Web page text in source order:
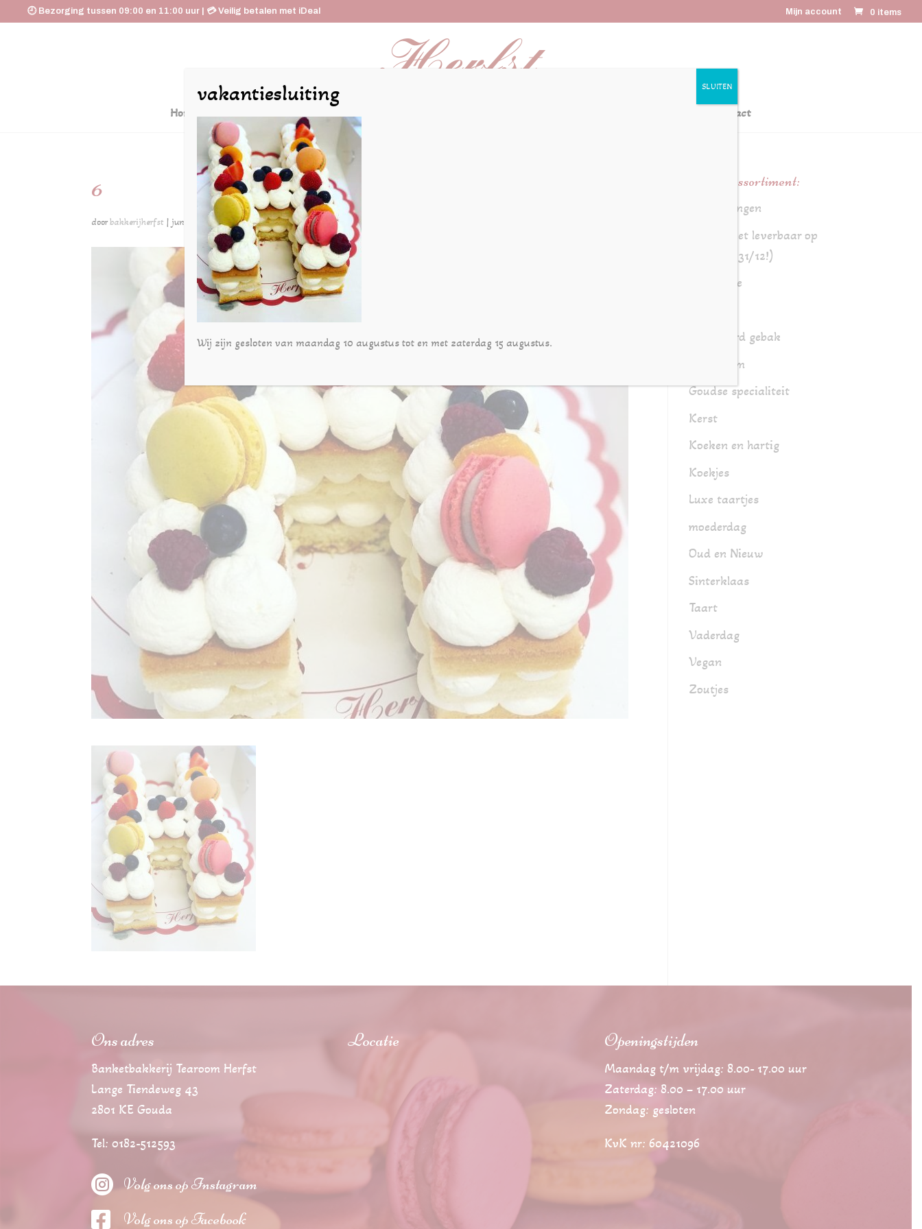
🕘 Bezorging tussen 09:00 en 11:00 uur | 💳 Veilig betalen met iDeal Mijn account 0 items
Home De Huyskamer Online bestellen Contact
6
doorbakkerijherfst | jun 17, 2020
Online assortiment:
Aanbiedingen
Brood (niet leverbaar op
24/12 en 31/12!)
Chocolade
Gesorteerd gebak
Glutenarm
Goudse specialiteit
Kerst
Koeken en hartig
Koekjes
Luxe taartjes
moederdag
Oud en Nieuw
Sinterklaas
Taart
Vaderdag
Vegan
Zoutjes
Ons adres
Banketbakkerij Tearoom Herfst
Lange Tiendeweg 43
2801 KE Gouda
Tel: 0182-512593
 Volg ons op Instagram
 Volg ons op Facebook
Locatie Openingstijden
Maandag t/m vrijdag: 8.00- 17.00 uur
Zaterdag: 8.00 – 17.00 uur
Zondag: gesloten
KvK nr: 60421096
vakantiesluiting
Wij zijn gesloten van maandag 10 augustus tot en met zaterdag 15 augustus.
SLUITEN